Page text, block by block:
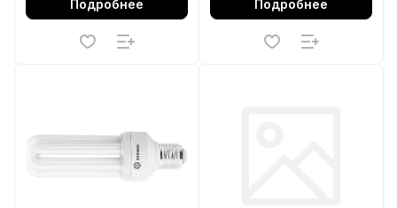
Подробнее Подробнее